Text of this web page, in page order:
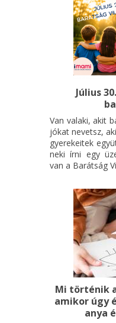
Július
Van valaki, akit
jókat nevetsz,
gyerekeitek
neki írni egy
van a Barátság
Mi történik
amikor úgy
anya